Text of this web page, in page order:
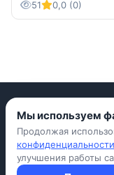
51 0,0 (0)
Мы используем
Продолжая
конфиденциальности
улучшения работы